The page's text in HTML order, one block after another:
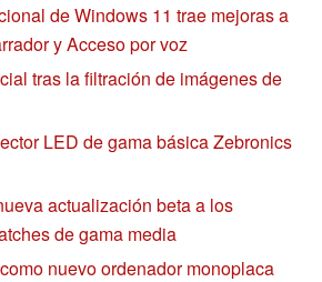
de Windows 11 trae mejoras a
y Acceso por voz
tras la filtración de imágenes de
LED de gama básica Zebronics
actualización beta a los
de gama media
nuevo ordenador monoplaca